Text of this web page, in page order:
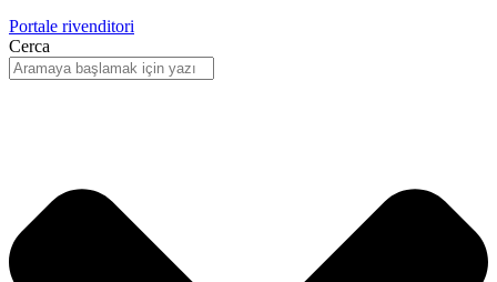
Portale rivenditori
Cerca